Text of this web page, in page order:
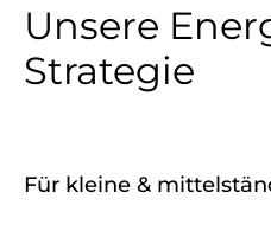
Unsere
Strategie
Für kleine &